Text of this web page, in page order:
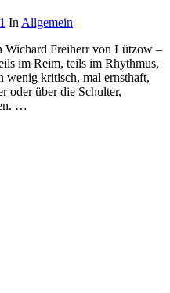
In Allgemein
Wichard Freiherr von Lützow –
im Reim, teils im Rhythmus,
wenig kritisch, mal ernsthaft,
oder über die Schulter,
…